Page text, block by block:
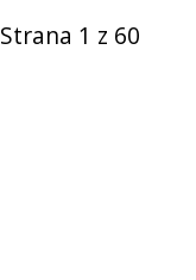
Strana 1 z 60